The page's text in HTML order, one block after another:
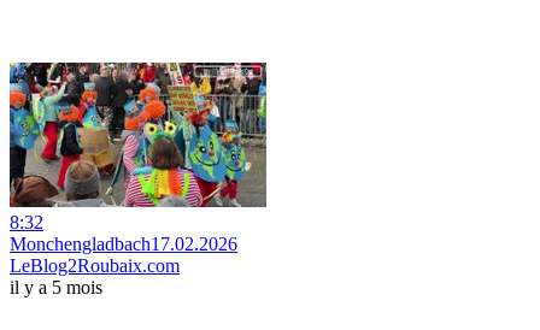
8:32
Monchengladbach17.02.2026
LeBlog2Roubaix.com
il y a 5 mois